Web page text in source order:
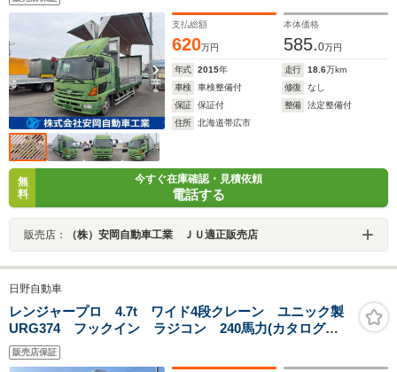
支払総額
620万円
本体価格
585.0万円
年式 2015年 走行 18.6万km
車検
車検整備付 修復
なし
保証
保証付 整備
法定整備付
住所
北海道帯広市
無
料
今すぐ在庫確認・見積依頼
電話する
販売店： （株）安岡自動車工業 ＪＵ適正販売店
日野自動車
レンジャープロ 4.7t ワイド4段クレーン ユニック製
URG374 フックイン ラジコン 240馬力(カタログ
値) 6速MT 車検令和8年9月
販売店保証